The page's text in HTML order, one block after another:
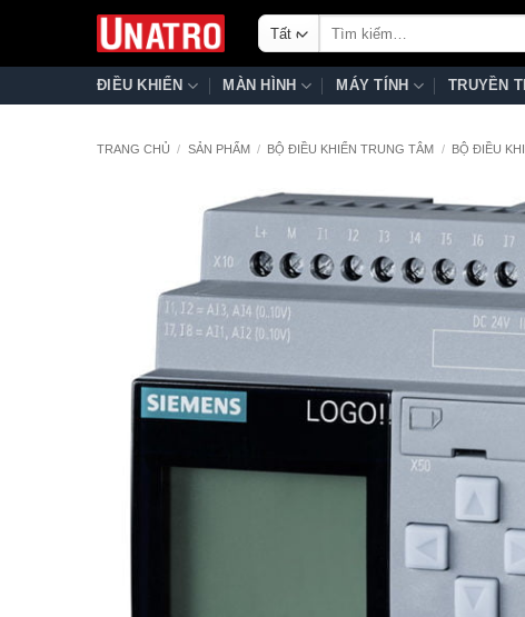
nội
ĐIỀU KHIỂN MÀN HÌNH MÁY TÍNH TRUYỀN
TRANG CHỦ / SẢN PHẨM / BỘ ĐIỀU KHIỂN TRUNG TÂM / BỘ ĐIỀU